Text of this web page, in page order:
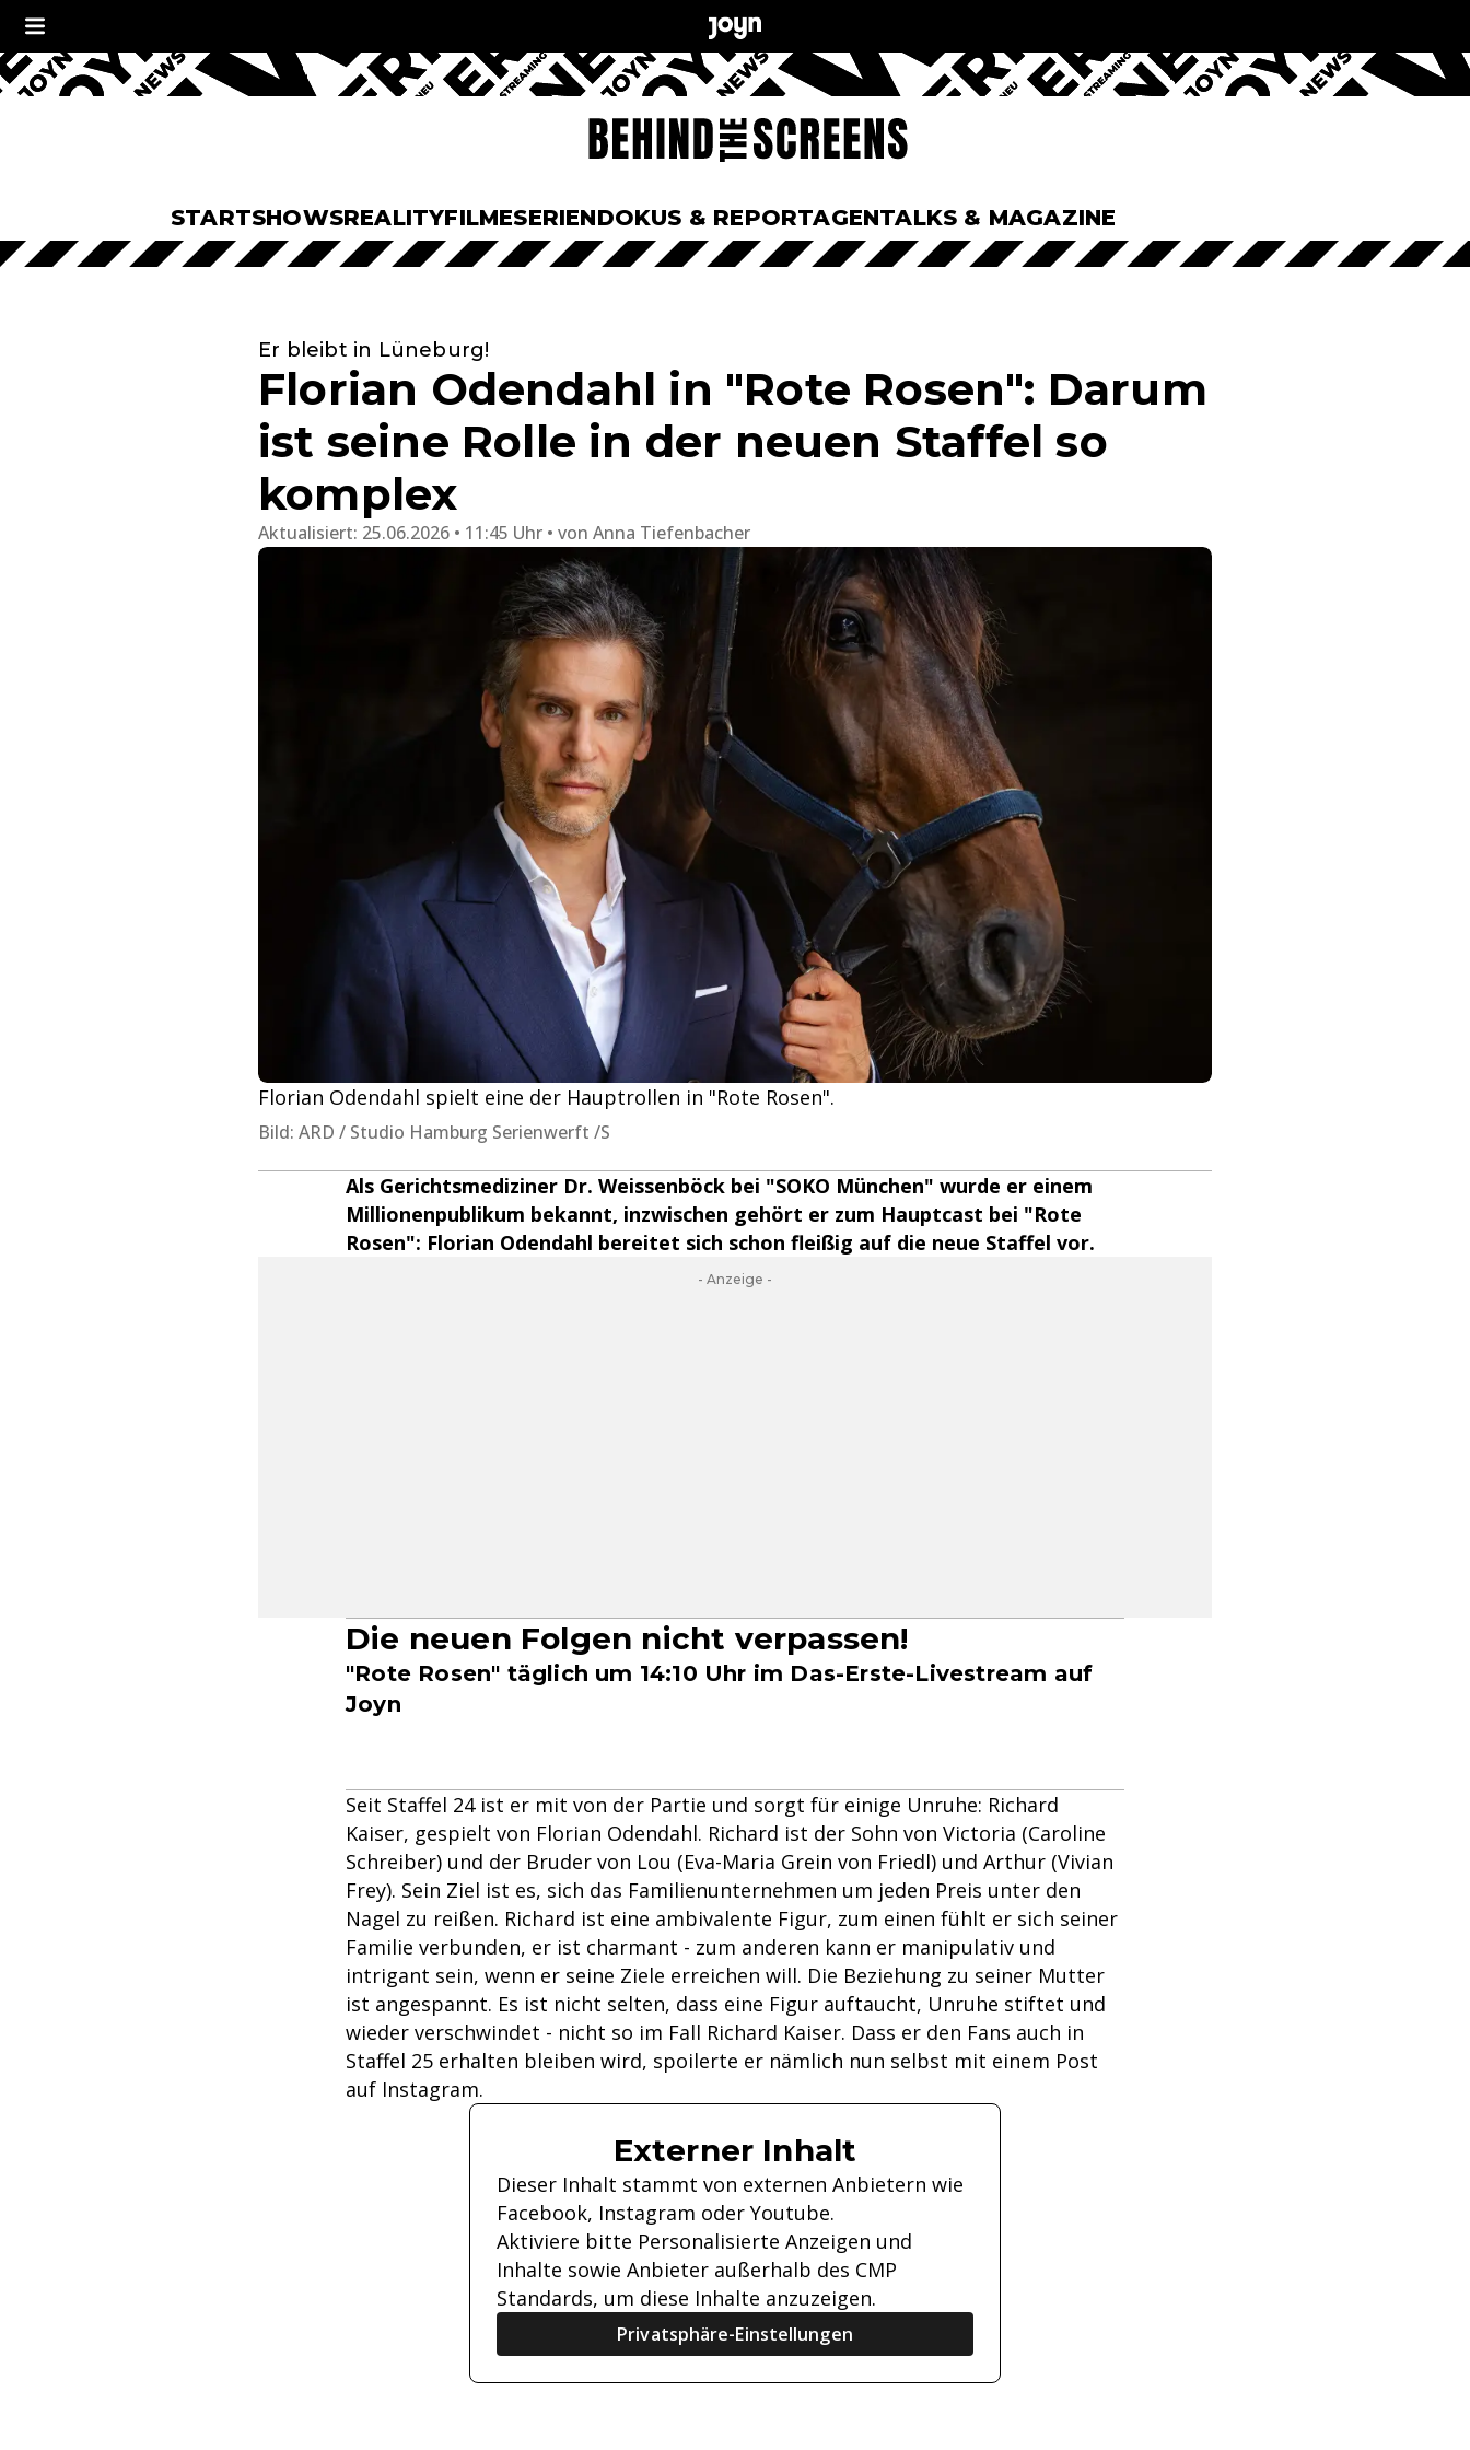
STARTSHOWSREALITYFILMESERIENDOKUS & REPORTAGENTALKS & MAGAZINE
Er bleibt in Lüneburg!
Florian Odendahl in "Rote Rosen": Darum
ist seine Rolle in der neuen Staffel so
komplex
Aktualisiert: 25.06.2026 • 11:45 Uhr von Anna Tiefenbacher
Florian Odendahl spielt eine der Hauptrollen in "Rote Rosen".
Bild: ARD / Studio Hamburg Serienwerft /S
Als Gerichtsmediziner Dr. Weissenböck bei "SOKO München" wurde er einem
Millionenpublikum bekannt, inzwischen gehört er zum Hauptcast bei "Rote
Rosen": Florian Odendahl bereitet sich schon fleißig auf die neue Staffel vor.
- Anzeige -
Die neuen Folgen nicht verpassen!
"Rote Rosen" täglich um 14:10 Uhr im Das-Erste-Livestream auf
Joyn
Seit Staffel 24 ist er mit von der Partie und sorgt für einige Unruhe: Richard
Kaiser, gespielt von Florian Odendahl. Richard ist der Sohn von Victoria (Caroline
Schreiber) und der Bruder von Lou (Eva-Maria Grein von Friedl) und Arthur (Vivian
Frey). Sein Ziel ist es, sich das Familienunternehmen um jeden Preis unter den
Nagel zu reißen. Richard ist eine ambivalente Figur, zum einen fühlt er sich seiner
Familie verbunden, er ist charmant - zum anderen kann er manipulativ und
intrigant sein, wenn er seine Ziele erreichen will. Die Beziehung zu seiner Mutter
ist angespannt. Es ist nicht selten, dass eine Figur auftaucht, Unruhe stiftet und
wieder verschwindet - nicht so im Fall Richard Kaiser. Dass er den Fans auch in
Staffel 25 erhalten bleiben wird, spoilerte er nämlich nun selbst mit einem Post
auf Instagram.
Externer Inhalt
Dieser Inhalt stammt von externen Anbietern wie
Facebook, Instagram oder Youtube.
Aktiviere bitte Personalisierte Anzeigen und
Inhalte sowie Anbieter außerhalb des CMP
Standards, um diese Inhalte anzuzeigen.
Privatsphäre-Einstellungen